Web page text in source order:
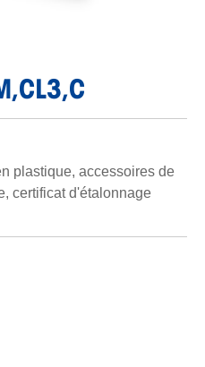
plastique, accessoires de
certificat d'étalonnage